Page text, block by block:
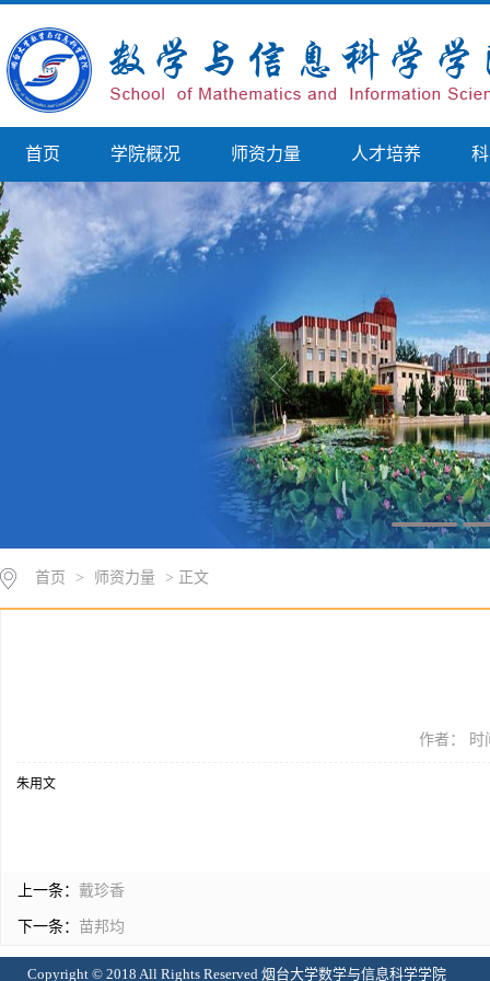
首页 学院概况 师资力量 人才培养
首页 > 师资力量 > 正文
作者： 时
朱用文
上一条： 戴珍香
下一条： 苗邦均
Copyright © 2018 All Rights Reserved 烟台大学数学与信息科学学院